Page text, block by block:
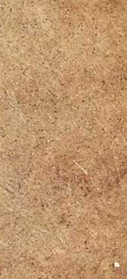
V Tišnově se každoročně
Mineralogická výstava
Odkazy:
město Tišnov
město Velká Bíteš
Vyhledat:
autobusové a vlakové